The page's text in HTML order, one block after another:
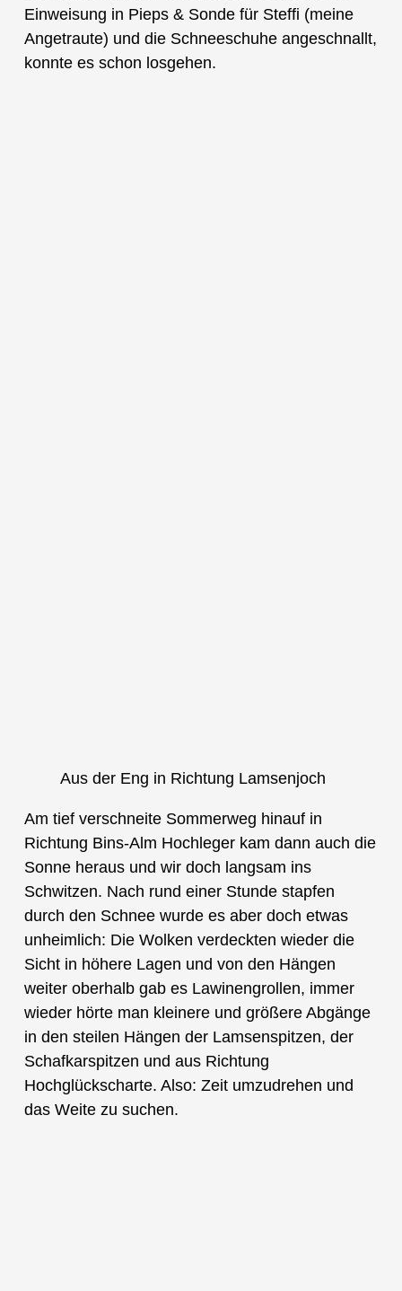
Einweisung in Pieps & Sonde für Steffi (meine
Angetraute) und die Schneeschuhe angeschnallt,
konnte es schon losgehen.
Aus der Eng in Richtung Lamsenjoch
Am tief verschneite Sommerweg hinauf in
Richtung Bins-Alm Hochleger kam dann auch die
Sonne heraus und wir doch langsam ins
Schwitzen. Nach rund einer Stunde stapfen
durch den Schnee wurde es aber doch etwas
unheimlich: Die Wolken verdeckten wieder die
Sicht in höhere Lagen und von den Hängen
weiter oberhalb gab es Lawinengrollen, immer
wieder hörte man kleinere und größere Abgänge
in den steilen Hängen der Lamsenspitzen, der
Schafkarspitzen und aus Richtung
Hochglückscharte. Also: Zeit umzudrehen und
das Weite zu suchen.